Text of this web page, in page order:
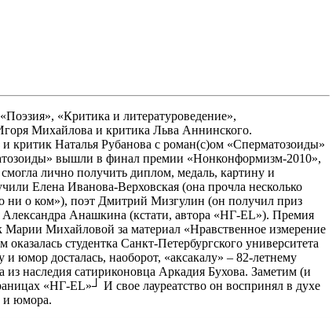
«Критика и литературоведение»,
Михайлова и критика Льва Аннинского.
критик Наталья Рубанова с роман(с)ом «Сперматозоиды»
вышли в финал премии «Нонконформизм-2010»,
лично получить диплом, медаль, картину и
Елена Иванова-Верховская (она прочла несколько
о ком»), поэт Дмитрий Мизгулин (он получил приз
Анашкина (кстати, автора «НГ-EL»). Премия
Михайловой за материал «Нравственное измерение
студентка Санкт-Петербургского университета
юмор досталась, наоборот, «аксакалу» – 82-летнему
наследия сатириконовца Аркадия Бухова. Заметим (и
«НГ-EL»┘ И свое лауреатство он воспринял в духе
и юмора.